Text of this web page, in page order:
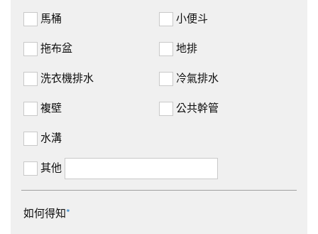
馬桶
小便斗
拖布盆
地排
洗衣機排水
冷氣排水
複壁
公共幹管
水溝
其他
如何得知*